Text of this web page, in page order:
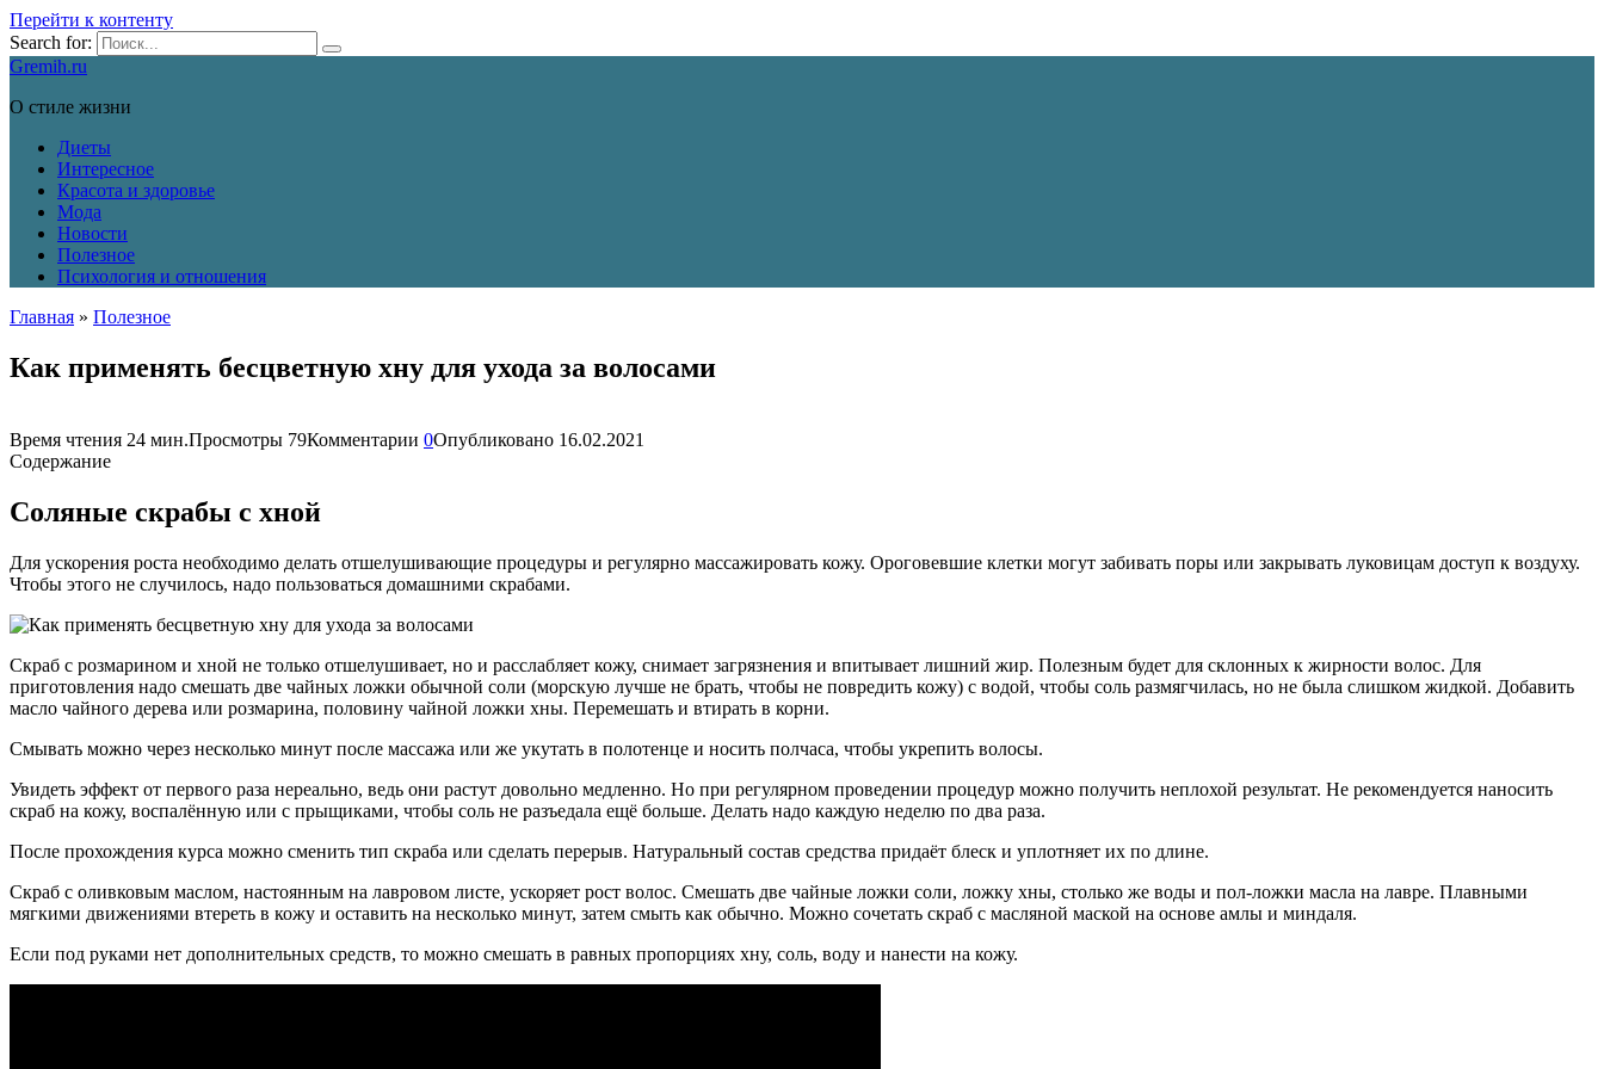
Перейти к контенту
Search for:
Gremih.ru
О стиле жизни
Диеты
Интересное
Красота и здоровье
Мода
Новости
Полезное
Психология и отношения
Главная » Полезное
Как применять бесцветную хну для ухода за волосами
Время чтения 24 мин.Просмотры 79Комментарии 0Опубликовано 16.02.2021
Содержание
Соляные скрабы с хной
Для ускорения роста необходимо делать отшелушивающие процедуры и регулярно массажировать кожу. Ороговевшие клетки могут забивать поры или закрывать луковицам доступ к воздуху.
Чтобы этого не случилось, надо пользоваться домашними скрабами.
Скраб с розмарином и хной не только отшелушивает, но и расслабляет кожу, снимает загрязнения и впитывает лишний жир. Полезным будет для склонных к жирности волос. Для
приготовления надо смешать две чайных ложки обычной соли (морскую лучше не брать, чтобы не повредить кожу) с водой, чтобы соль размягчилась, но не была слишком жидкой. Добавить
масло чайного дерева или розмарина, половину чайной ложки хны. Перемешать и втирать в корни.
Смывать можно через несколько минут после массажа или же укутать в полотенце и носить полчаса, чтобы укрепить волосы.
Увидеть эффект от первого раза нереально, ведь они растут довольно медленно. Но при регулярном проведении процедур можно получить неплохой результат. Не рекомендуется наносить
скраб на кожу, воспалённую или с прыщиками, чтобы соль не разъедала ещё больше. Делать надо каждую неделю по два раза.
После прохождения курса можно сменить тип скраба или сделать перерыв. Натуральный состав средства придаёт блеск и уплотняет их по длине.
Скраб с оливковым маслом, настоянным на лавровом листе, ускоряет рост волос. Смешать две чайные ложки соли, ложку хны, столько же воды и пол-ложки масла на лавре. Плавными
мягкими движениями втереть в кожу и оставить на несколько минут, затем смыть как обычно. Можно сочетать скраб с масляной маской на основе амлы и миндаля.
Если под руками нет дополнительных средств, то можно смешать в равных пропорциях хну, соль, воду и нанести на кожу.